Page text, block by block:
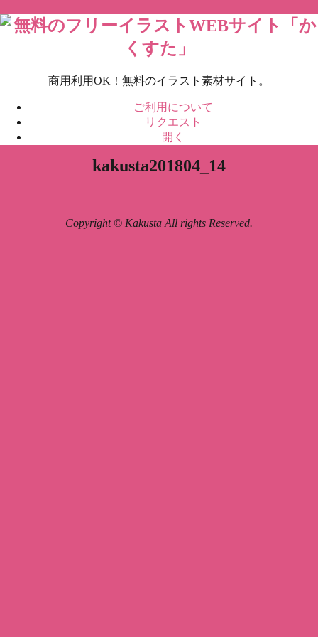
商用利用OK！無料のイラスト素材サイト。
ご利用について
リクエスト
開く
kakusta201804_14
Copyright © Kakusta All rights Reserved.